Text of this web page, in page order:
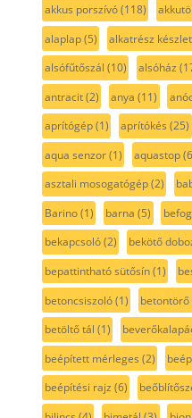
akkus porszívó(118)
alaplap(5) alkatrész készlet
alsófűtőszál (10) alsóház
antracit(2) anya (11)
aprítógép(1) aprítókés (25)
aqua senzor(1) aquastop
asztali mosogatógép(2)
Barino(1) barna (5)
bekapcsoló(2) bekötő
bepattintható sütősín(1)
betoncsiszoló(1) betontörő
betöltő tál (1)
beépített mérleges (2)
beépítési rajz (6)